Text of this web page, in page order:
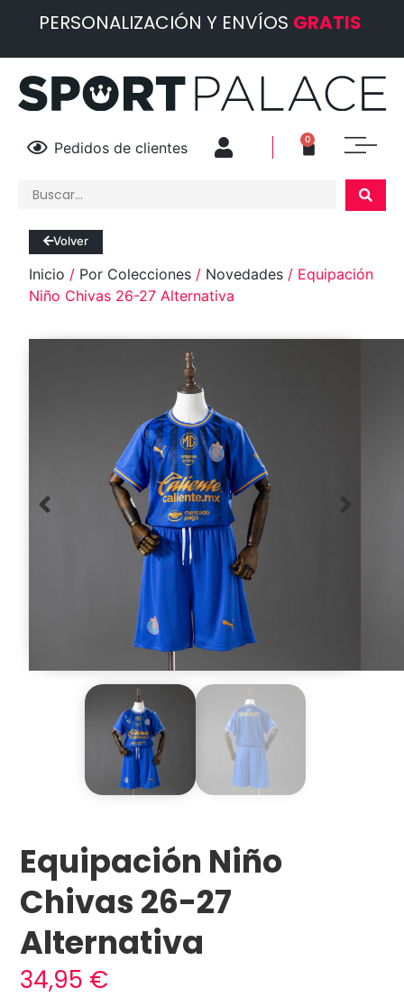
PERSONALIZACIÓN Y ENVÍOS GRATIS
Pedidos de clientes 0
Equipación Niño
Chivas 26-27
Alternativa
34,95 €
Volver
Inicio / Por Colecciones / Novedades / Equipación
Niño Chivas 26-27 Alternativa